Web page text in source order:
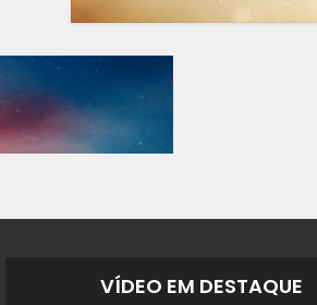
VÍDEO EM DESTAQUE